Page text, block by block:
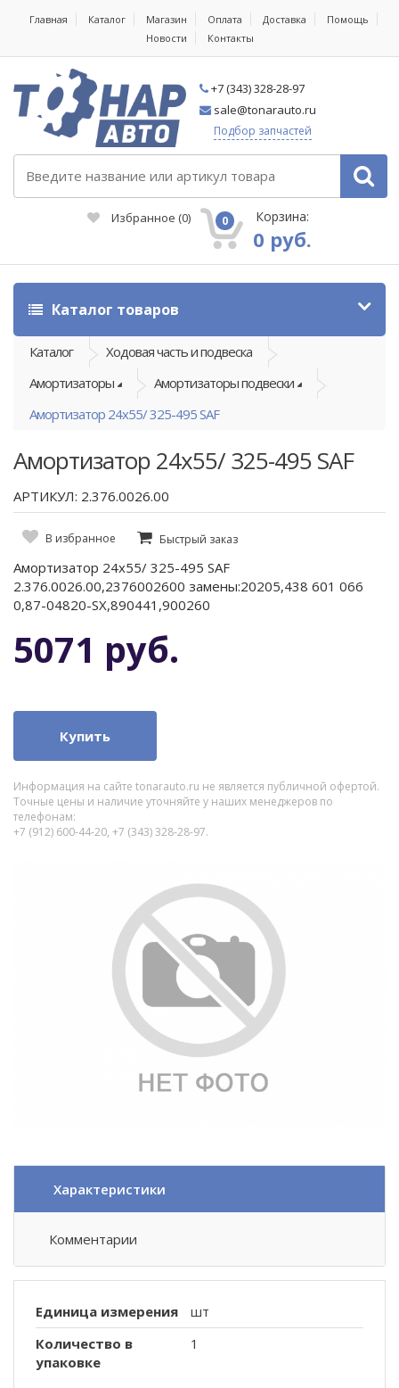
Главная Каталог Магазин Оплата Доставка
Помощь
Новости
Контакты
+7 (343) 328-28-97
sale@tonarauto.ru
Подбор запчастей
Избранное (0) 0 Корзина:
0 руб.
Каталог товаров
Каталог
Ходовая часть и подвеска
Амортизаторы
Амортизаторы подвески
Амортизатор 24x55/ 325-495 SAF
Амортизатор 24x55/ 325-495 SAF
АРТИКУЛ: 2.376.0026.00
В избранное Быстрый заказ
Амортизатор 24x55/ 325-495 SAF
2.376.0026.00,2376002600 замены:20205,438 601 066
0,87-04820-SX,890441,900260
5071 руб.
Купить
Информация на сайте tonarauto.ru не является публичной офертой.
Точные цены и наличие уточняйте у наших менеджеров по
телефонам:
+7 (912) 600-44-20, +7 (343) 328-28-97.
Характеристики
Комментарии
Единица измерения
шт
Количество в
упаковке
1